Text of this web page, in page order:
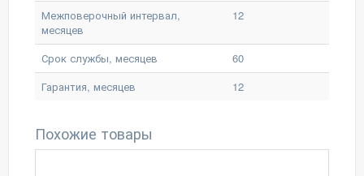
Межповерочный интервал,
месяцев
12
Срок службы, месяцев
60
Гарантия, месяцев
12
Похожие товары